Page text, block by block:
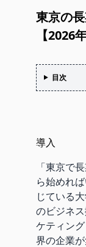
東京の
【2026
目次
導入
「東京で
ら始めれ
じている
のビジネ
ケティン
界の企業